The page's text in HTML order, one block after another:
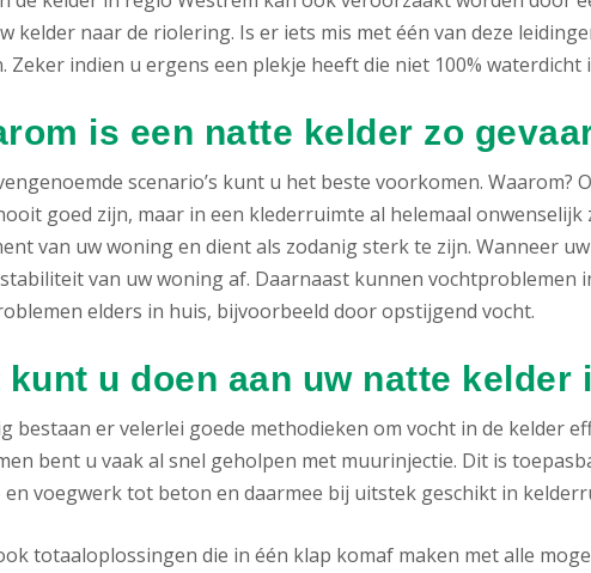
kelder naar de riolering. Is er iets mis met één van deze
Zeker indien u ergens een plekje heeft die niet 100% waterdicht
is een natte kelder zo
scenario’s kunt u het beste voorkomen. Waarom?
goed zijn, maar in een klederruimte al helemaal onwenselijk
van uw woning en dient als zodanig sterk te zijn. Wanneer
van uw woning af. Daarnaast kunnen vochtproblemen
elders in huis, bijvoorbeeld door opstijgend vocht.
kunt u doen aan uw natte kelder
bestaan er velerlei goede methodieken om vocht in de kelder
bent u vaak al snel geholpen met muurinjectie. Dit is
en voegwerk tot beton en daarmee bij uitstek geschikt in
totaaloplossingen die in één klap komaf maken met alle